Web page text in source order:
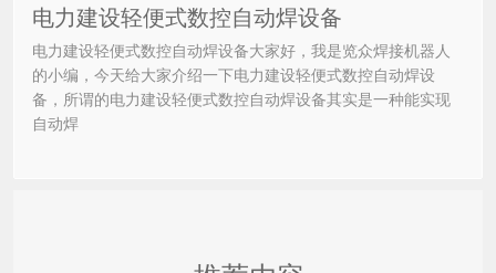
电力建设轻便式数控自动焊设备
电力建设轻便式数控自动焊设备大家好，我是览众焊接机器人
的小编，今天给大家介绍一下电力建设轻便式数控自动焊设
备，所谓的电力建设轻便式数控自动焊设备其实是一种能实现
自动焊